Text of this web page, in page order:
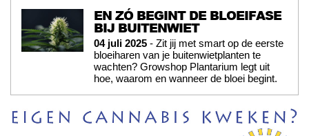
EN ZÓ BEGINT DE BLOEIFASE
BIJ BUITENWIET
04 juli 2025 - Zit jij met smart op de eerste
bloeiharen van je buitenwietplanten te
wachten? Growshop Plantarium legt uit
hoe, waarom en wanneer de bloei begint.